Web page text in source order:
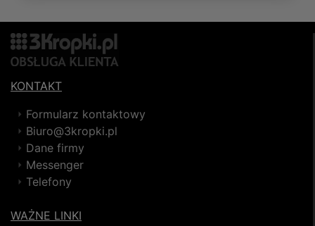
KONTAKT
Formularz kontaktowy
Biuro@3kropki.pl
Dane firmy
Messenger
Telefony
WAŻNE LINKI